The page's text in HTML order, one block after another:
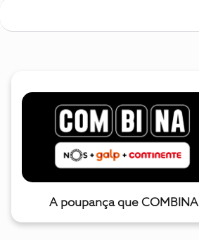
A poupança que COMBINA